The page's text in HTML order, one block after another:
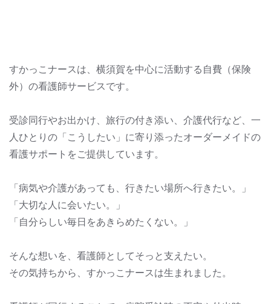
すかっこナースは、横須賀を中心に活動する自費（保険
外）の看護師サービスです。
受診同行やお出かけ、旅行の付き添い、介護代行など、一
人ひとりの「こうしたい」に寄り添ったオーダーメイドの
看護サポートをご提供しています。
「病気や介護があっても、行きたい場所へ行きたい。」
「大切な人に会いたい。」
「自分らしい毎日をあきらめたくない。」
そんな想いを、看護師としてそっと支えたい。
その気持ちから、すかっこナースは生まれました。